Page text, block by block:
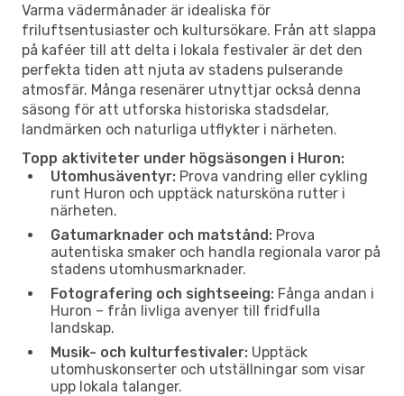
Varma vädermånader är idealiska för
friluftsentusiaster och kultursökare. Från att slappa
på kaféer till att delta i lokala festivaler är det den
perfekta tiden att njuta av stadens pulserande
atmosfär. Många resenärer utnyttjar också denna
säsong för att utforska historiska stadsdelar,
landmärken och naturliga utflykter i närheten.
Topp aktiviteter under högsäsongen i Huron:
Utomhusäventyr: Prova vandring eller cykling
runt Huron och upptäck natursköna rutter i
närheten.
Gatumarknader och matstånd: Prova
autentiska smaker och handla regionala varor på
stadens utomhusmarknader.
Fotografering och sightseeing: Fånga andan i
Huron – från livliga avenyer till fridfulla
landskap.
Musik- och kulturfestivaler: Upptäck
utomhuskonserter och utställningar som visar
upp lokala talanger.